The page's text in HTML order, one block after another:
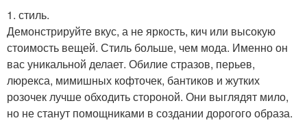
1. стиль.
Демонстрируйте вкус, а не яркость, кич или высокую
стоимость вещей. Стиль больше, чем мода. Именно он
вас уникальной делает. Обилие стразов, перьев,
люрекса, мимишных кофточек, бантиков и жутких
розочек лучше обходить стороной. Они выглядят мило,
но не станут помощниками в создании дорогого образа.